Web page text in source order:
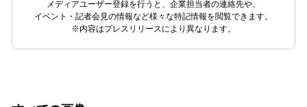
メディアユーザー登録を行うと、企業担当者の連絡先や、
イベント・記者会見の情報など様々な特記情報を閲覧できます。
※内容はプレスリリースにより異なります。